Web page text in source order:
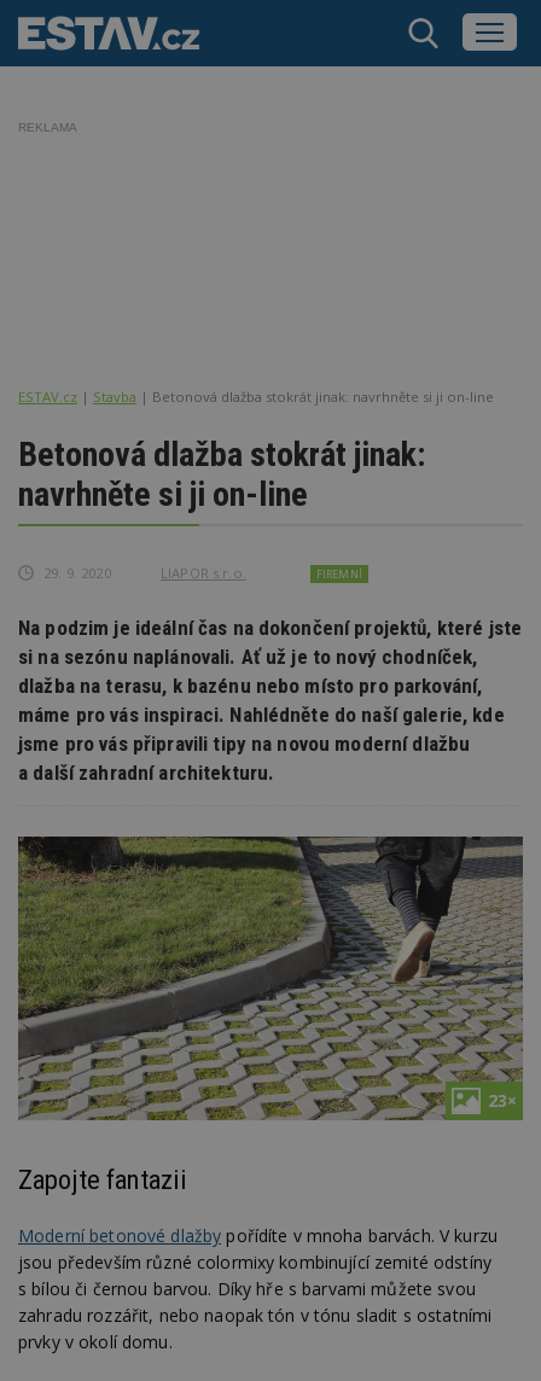
REKLAMA
ESTAV.cz Stavba Betonová dlažba stokrát jinak: navrhněte si ji on-line
Betonová dlažba stokrát jinak:
navrhněte si ji on-line
29. 9. 2020 LIAPOR s.r.o. FIREMNÍ
Na podzim je ideální čas na dokončení projektů, které jste
si na sezónu naplánovali. Ať už je to nový chodníček,
dlažba na terasu, k bazénu nebo místo pro parkování,
máme pro vás inspiraci. Nahlédněte do naší galerie, kde
jsme pro vás připravili tipy na novou moderní dlažbu
a další zahradní architekturu.
23×
Zapojte fantazii
Moderní betonové dlažby pořídíte v mnoha barvách. V kurzu
jsou především různé colormixy kombinující zemité odstíny
s bílou či černou barvou. Díky hře s barvami můžete svou
zahradu rozzářit, nebo naopak tón v tónu sladit s ostatními
prvky v okolí domu.